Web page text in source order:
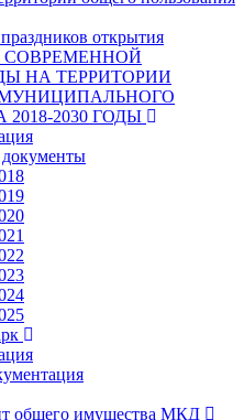
открытия
НА ТЕРРИТОРИИ
2030 ГОДЫ
общего имущества МКД